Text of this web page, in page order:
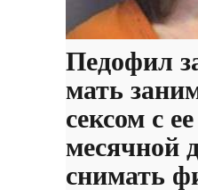
Педофил
мать
сексом с
месячной
снимать